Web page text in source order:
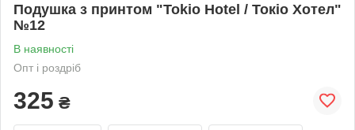
Подушка з принтом "Tokio Hotel / Токіо Хотел"
№12
В наявності
Опт і роздріб
325 ₴